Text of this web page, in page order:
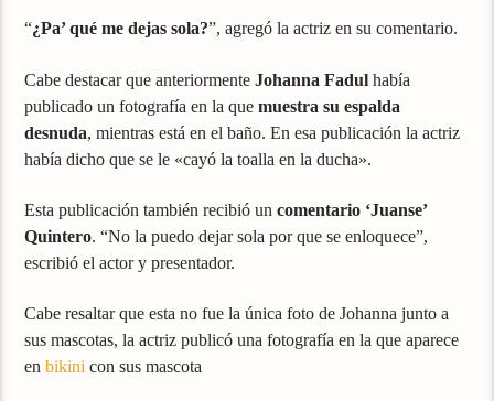
“¿Pa’ qué me dejas sola?”, agregó la actriz en su comentario.
Cabe destacar que anteriormenteJohanna Fadulhabía
publicado un fotografía en la quemuestra su espalda
desnuda, mientras está en el baño. En esa publicación la actriz
había dicho que se le «cayó la toalla en la ducha».
Esta publicación también recibió uncomentario ‘Juanse’
Quintero. “No la puedo dejar sola por que se enloquece”,
escribió el actor y presentador.
Cabe resaltar que esta no fue la única foto de Johanna junto a
sus mascotas, la actriz publicó una fotografía en la que aparece
enbikini con sus mascota